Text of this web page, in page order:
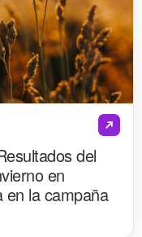
del
en
en la campaña